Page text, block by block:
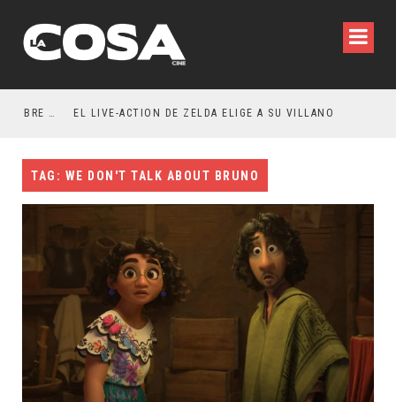
RESEÑA LA INVITACIÓN: OLIVIA WILDE REFLEXIONA SOBRE LA VIDA CONYUGAL EL LIVE-ACTION DE ZELDA ELIGE A SU VILLANO
TAG: WE DON'T TALK ABOUT BRUNO